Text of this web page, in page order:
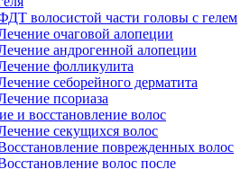
волосистой части головы с гелем
очаговой алопеции
андрогенной алопеции
фолликулита
себорейного дерматита
псориаза
и восстановление волос
секущихся волос
поврежденных волос
волос после